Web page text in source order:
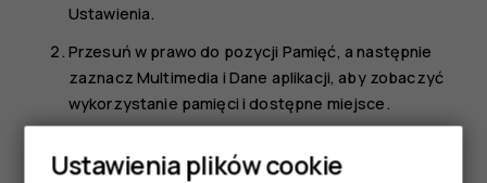
Ustawienia.
Przesuń w prawo do pozycji Pamięć, a następnie
zaznaczMultimedia i Dane aplikacji, aby zobaczyć
wykorzystanie pamięci i dostępne miejsce.
Ustawienia plików cookie